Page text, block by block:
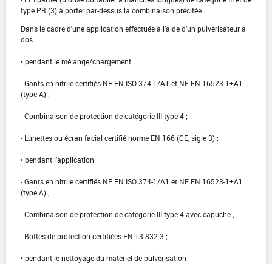
type PB (3) à porter par-dessus la combinaison précitée.
Dans le cadre d'une application effectuée à l'aide d'un pulvérisateur à
dos
• pendant le mélange/chargement
- Gants en nitrile certifiés NF EN ISO 374-1/A1 et NF EN 16523-1+A1
(type A) ;
- Combinaison de protection de catégorie III type 4 ;
- Lunettes ou écran facial certifié norme EN 166 (CE, sigle 3) ;
• pendant l'application
- Gants en nitrile certifiés NF EN ISO 374-1/A1 et NF EN 16523-1+A1
(type A) ;
- Combinaison de protection de catégorie III type 4 avec capuche ;
- Bottes de protection certifiées EN 13 832-3 ;
• pendant le nettoyage du matériel de pulvérisation